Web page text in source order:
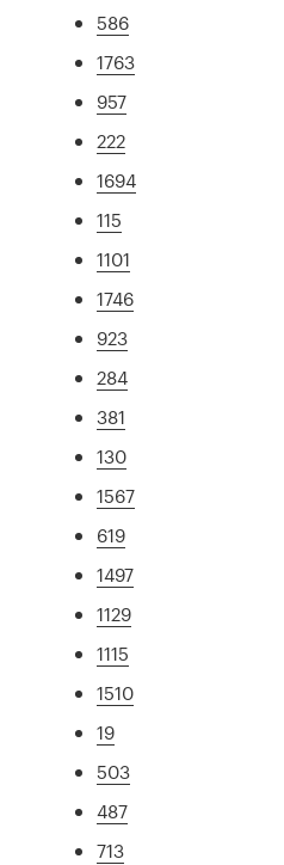
586
1763
957
222
1694
115
1101
1746
923
284
381
130
1567
619
1497
1129
1115
1510
19
503
487
713